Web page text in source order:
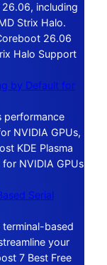
including
Strix Halo.
26.06
Halo Support
by Default for
performance
NVIDIA GPUs,
KDE Plasma
NVIDIA GPUs
Serial
based
your
7 Best Free